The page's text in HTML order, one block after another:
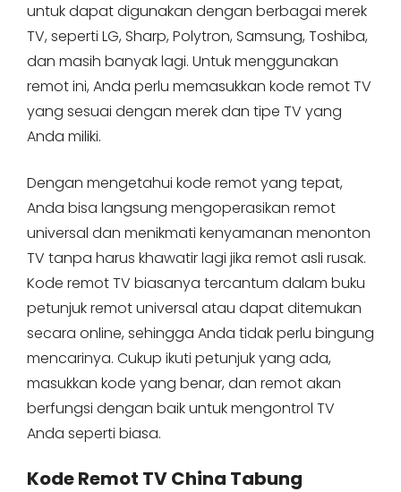
untuk dapat digunakan dengan berbagai merek
TV, seperti LG, Sharp, Polytron, Samsung, Toshiba,
dan masih banyak lagi. Untuk menggunakan
remot ini, Anda perlu memasukkan kode remot TV
yang sesuai dengan merek dan tipe TV yang
Anda miliki.
Dengan mengetahui kode remot yang tepat,
Anda bisa langsung mengoperasikan remot
universal dan menikmati kenyamanan menonton
TV tanpa harus khawatir lagi jika remot asli rusak.
Kode remot TV biasanya tercantum dalam buku
petunjuk remot universal atau dapat ditemukan
secara online, sehingga Anda tidak perlu bingung
mencarinya. Cukup ikuti petunjuk yang ada,
masukkan kode yang benar, dan remot akan
berfungsi dengan baik untuk mengontrol TV
Anda seperti biasa.
Kode Remot TV China Tabung